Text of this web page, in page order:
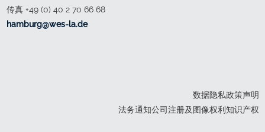
传真 +49 (0) 40 2 70 66 68
ed.al-sew@grubmah
数据隐私政策声明
法务通知公司注册及图像权利知识产权